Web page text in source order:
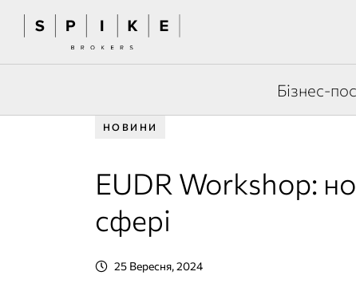
Бізнес-
НОВИНИ
EUDR Workshop:
сфері
25 Вересня, 2024